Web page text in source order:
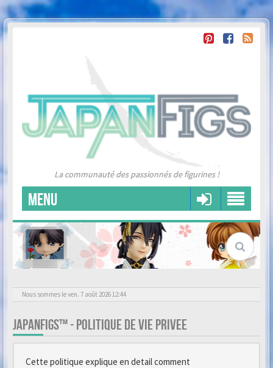
La communauté des passionnés de figurines !
MENU
Nous sommes le ven. 7 août 2026 12:44
JAPANFIGS™ - POLITIQUE DE VIE PRIVEE
Cette politique explique en detail comment